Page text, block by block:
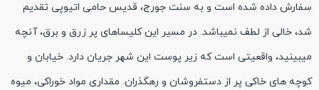
سفارش داده شده است و به سنت جورج، قدیس حامی اتیوپی تقدیم
شد، خالی از لطف نمیباشد. در مسیر این کلیساهای پر زرق و برق، آنچه
میبینید، واقعیتی است که زیر پوست این شهر جریان دارد. خیابان و
کوچه های خاکی پر از دستفروشان و رهگذران. مقداری مواد خوراکی، میوه